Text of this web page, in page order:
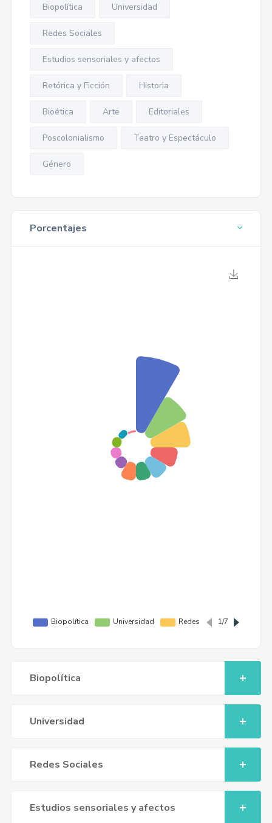
Biopolítica Universidad
Redes Sociales
Estudios sensoriales y afectos
Retórica y Ficción Historia
Bioética Arte Editoriales
Poscolonialismo Teatro y Espectáculo
Género
Porcentajes
Biopolítica
Universidad
Redes Sociales
Estudios sensoriales y afectos